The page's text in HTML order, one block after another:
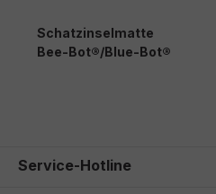
Schatzinselmatte
Bee-Bot®/Blue-Bot®
Service-Hotline